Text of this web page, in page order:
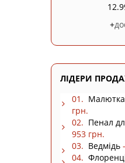
+
ЛІДЕРИ
01. Малютка
грн.
02. Пенал
953 грн.
03. Ведмідь
04.